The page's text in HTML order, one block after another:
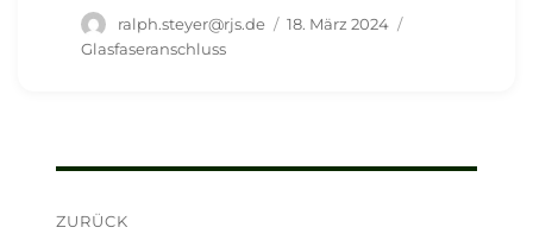
Autor
ralph.steyer@rjs.de
Veröffentlicht
18. März 2024
Glasfaseranschluss
ZURÜCK